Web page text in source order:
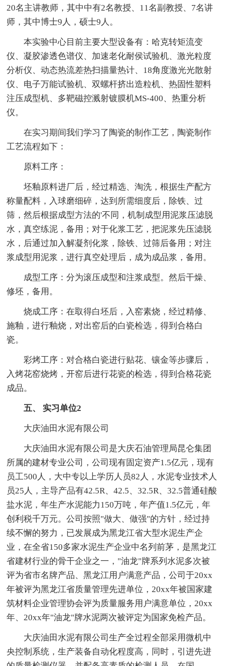
20名主讲教师，其中中有2名教授、11名副教授、7名讲
师，其中博士9人，硕士9人。
本实验中心目前主要大型设备有：哈克转矩流变
仪、凝胶渗透色谱仪、加速老化耐侯试验机、激光粒度
分析仪、动态热流差热扫描量热计、18角度激光光散射
仪、电子万能试验机、双螺杆挤出造粒机、热固性塑料
注压成型机、多靶磁控溅射镀膜机MS-400、热重分析
仪。
在实习期间我们学习了陶瓷的制作工艺，陶瓷制作
工艺流程如下：
原料工序：
坯釉原料进厂后，经过精选、淘洗，根据生产配方
称量配料，入球磨细碎，达到所需细度后，除铁、过
筛，然后根据成型方法的'不同，机制成型用泥浆压滤脱
水，真空练泥，备用；对于化浆工艺，把泥浆先压滤脱
水，后通过加入解凝剂化浆，除铁、过筛后备用；对注
浆成型用泥浆，进行真空处理后，成为成品浆，备用。
成型工序：分为滚压成型和注浆成型。然后干燥、
修坯，备用。
烧成工序：在取得白坯后，入窑素烧，经过精修、
施釉，进行釉烧，对出窑后的白瓷检选，得到合格白
瓷。
彩烤工序：对合格白瓷进行贴花、镶金等步骤后，
入烤花窑烧烤，开窑后进行花瓷的检选，得到合格花瓷
成品。
五、 实习单位2
大庆油田水泥有限公司
大庆油田水泥有限公司是大庆石油管理局昆仑集团
所属的建材专业公司，公司现有固定资产1.5亿元，现有
员工500人，大中专以上学历人员82人，水泥专业技术人
员25人，主导产品有42.5R、42.5、32.5R、32.5普通硅酸
盐水泥，年生产水泥能力150万吨，年产值1.5亿元，年
创利税千万元。公司按照"做大、做强"的方针，经过持
续不懈的努力，已发展成为黑龙江省大型水泥生产企
业，在全省150多家水泥生产企业中名列前茅，是黑龙江
省建材行业的骨干企业之一，"油龙"牌系列水泥多次被
评为省市名牌产品、黑龙江用户满意产品，公司于20xx
年被评为黑龙江省质量管理先进单位，20xx年被国家建
筑材料企业管理协会评为质量服务用户满意单位，20xx
年、20xx年"油龙"牌水泥两次被评定为国家免检产品。
大庆油田水泥有限公司生产全过程全部采用微机中
央控制系统，生产装备自动化程度高，同时，引进先进